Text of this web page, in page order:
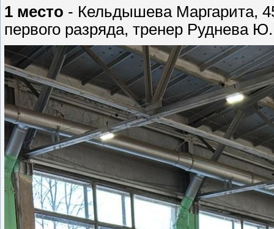
1 место - Кельдышева Маргарита,
первого разряда, тренер